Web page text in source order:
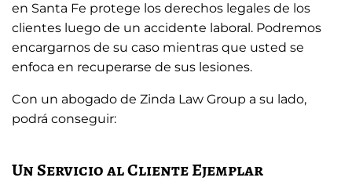
en Santa Fe protege los derechos legales de los
clientes luego de un accidente laboral. Podremos
encargarnos de su caso mientras que usted se
enfoca en recuperarse de sus lesiones.
Con un abogado de Zinda Law Group a su lado,
podrá conseguir:
Un Servicio al Cliente Ejemplar